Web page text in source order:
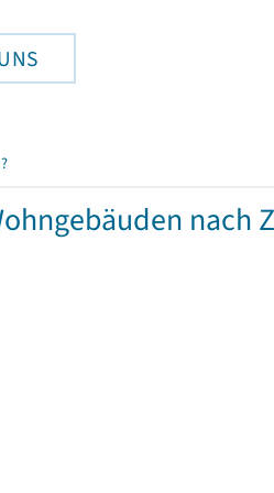
nach